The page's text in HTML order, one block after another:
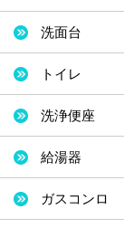
洗面台
トイレ
洗浄便座
給湯器
ガスコンロ